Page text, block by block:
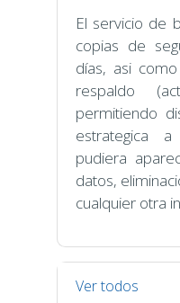
El servicio de
copias de
días, asi
respaldo
permitiendo
estrategica
pudiera
datos,
cualquier otra
Ver todos